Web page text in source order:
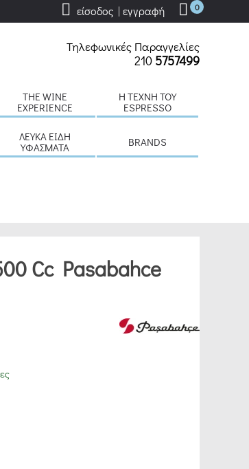
0
είσοδος | εγγραφή
Τηλεφωνικές Παραγγελίες
210 5757499
THE WINE
EXPERIENCE
H ΤΈΧΝΗ ΤΟΥ
ESPRESSO
ΛΕΥΚΆ ΕΊΔΗ
ΥΦΆΣΜΑΤΑ
BRANDS
Cc Pasabahce